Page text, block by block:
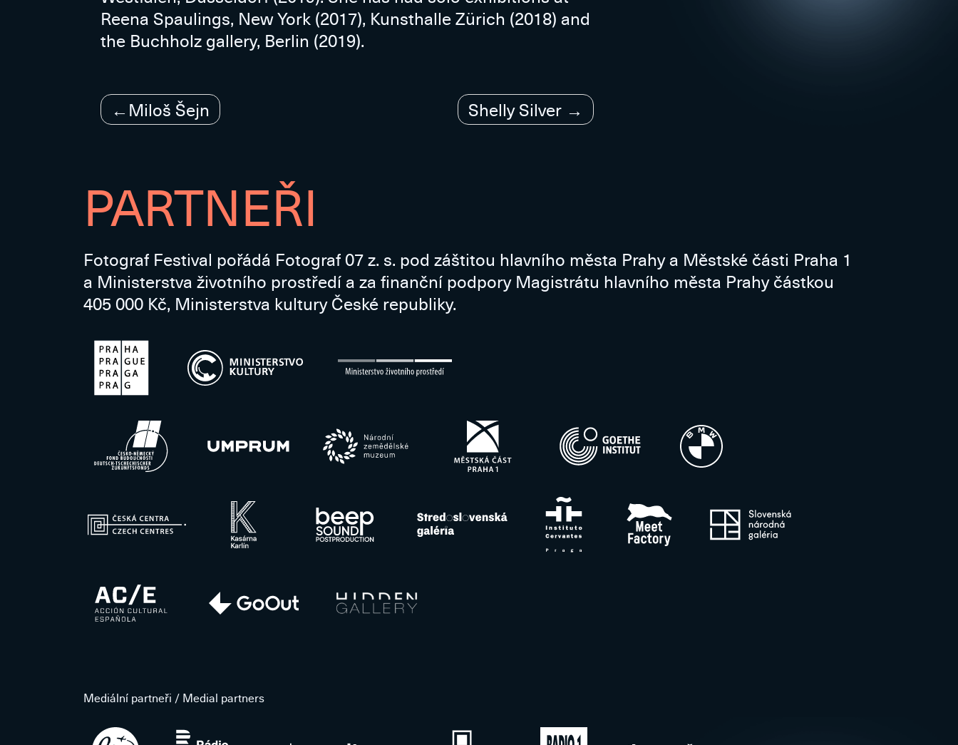
Reena Spaulings, New York (2017), Kunsthalle Zürich (2018) and
the Buchholz gallery, Berlin (2019).
Navigace
pro
Miloš Šejn Shelly Silver
PARTNEŘI
Fotograf Festival pořádá Fotograf 07 z. s. pod záštitou hlavního města Prahy a Městské části Praha 1
a Ministerstva životního prostředí a za finanční podpory Magistrátu hlavního města Prahy částkou
405 000 Kč, Ministerstva kultury České republiky.
Mediální partneři / Medial partners